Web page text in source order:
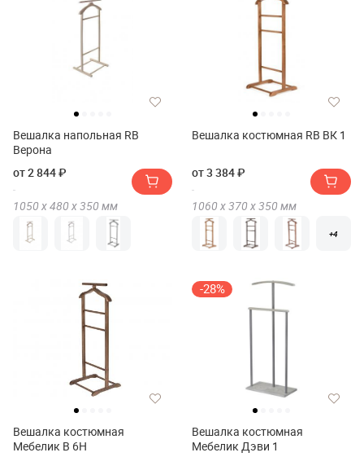
Вешалка напольная RB
Верона
от 2 844 ₽
1050 х480 х350 мм
Вешалка костюмная RB ВК 1
от 3 384 ₽
1060 х370 х350 мм
+4
Вешалка костюмная
Мебелик В 6Н
-28%
Вешалка костюмная
Мебелик Дэви 1